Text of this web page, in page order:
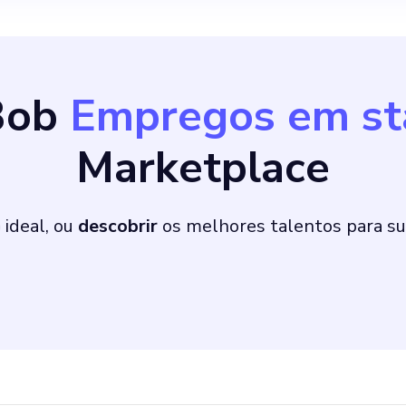
exclusivo
de bolsas
Nossa missão não
mais acessíveis
Empregos em
Marketplace
ou descobriros melhores talentos para